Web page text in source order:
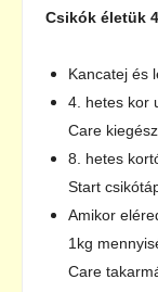
Csikók életük
Kancatej és
4. hetes kor
Care
8. hetes
Start
Amikor
1kg
Care